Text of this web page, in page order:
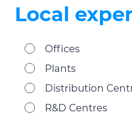
Local
Offices
Plants
Distribution
R&D Centres